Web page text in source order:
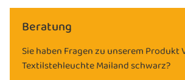
Beratung
Sie haben Fragen zu unserem Produkt
Textilstehleuchte Mailand schwarz?